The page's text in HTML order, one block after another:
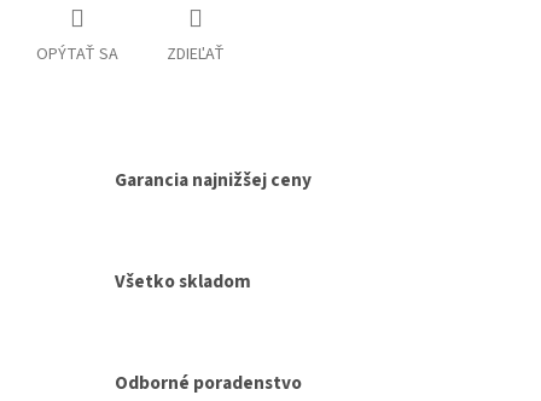
OPÝTAŤ SA ZDIEĽAŤ
Garancia najnižšej ceny
Všetko skladom
Odborné poradenstvo